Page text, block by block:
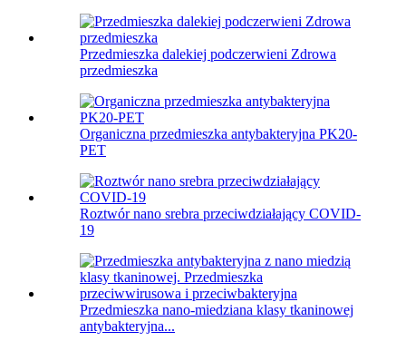
Przedmieszka dalekiej podczerwieni Zdrowa
przedmieszka
Organiczna przedmieszka antybakteryjna PK20-
PET
Roztwór nano srebra przeciwdziałający COVID-
19
Przedmieszka nano-miedziana klasy tkaninowej
antybakteryjna...